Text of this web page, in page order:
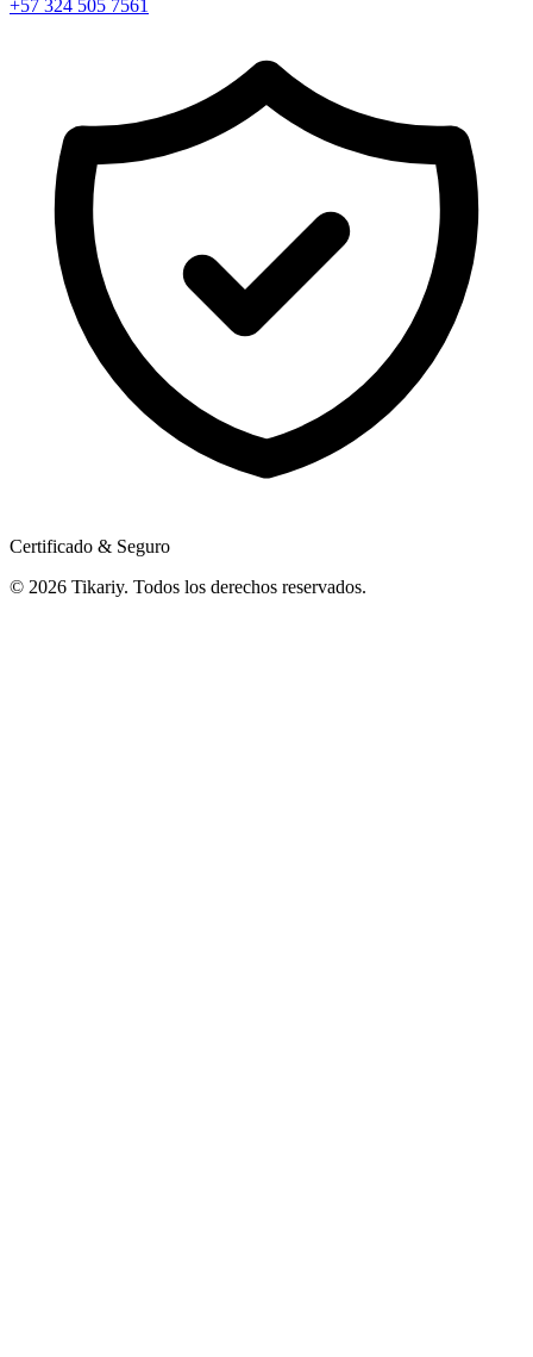
+57 324 505 7561
Certificado & Seguro
© 2026 Tikariy. Todos los derechos reservados.